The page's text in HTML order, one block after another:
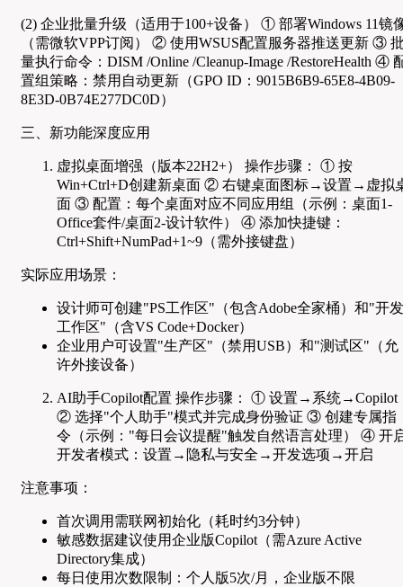
(2) 企业批量升级（适用于100+设备） ① 部署Windows 11镜
（需微软VPP订阅） ② 使用WSUS配置服务器推送更新 ③
量执行命令：DISM /Online /Cleanup-Image /RestoreHealth ④
置组策略：禁用自动更新（GPO ID：9015B6B9-65E8-4B09-
8E3D-0B74E277DC0D）
三、新功能深度应用
虚拟桌面增强（版本22H2+） 操作步骤： ① 按
Win+Ctrl+D创建新桌面 ② 右键桌面图标→设置→虚拟
面 ③ 配置：每个桌面对应不同应用组（示例：桌面1-
Office套件/桌面2-设计软件） ④ 添加快捷键：
Ctrl+Shift+NumPad+1~9（需外接键盘）
实际应用场景：
设计师可创建"PS工作区"（包含Adobe全家桶）和"开发
工作区"（含VS Code+Docker）
企业用户可设置"生产区"（禁用USB）和"测试区"（允
许外接设备）
AI助手Copilot配置 操作步骤： ① 设置→系统→Copilot
② 选择"个人助手"模式并完成身份验证 ③ 创建专属指
令（示例："每日会议提醒"触发自然语言处理） ④ 开
开发者模式：设置→隐私与安全→开发选项→开启
注意事项：
首次调用需联网初始化（耗时约3分钟）
敏感数据建议使用企业版Copilot（需Azure Active
Directory集成）
每日使用次数限制：个人版5次/月，企业版不限